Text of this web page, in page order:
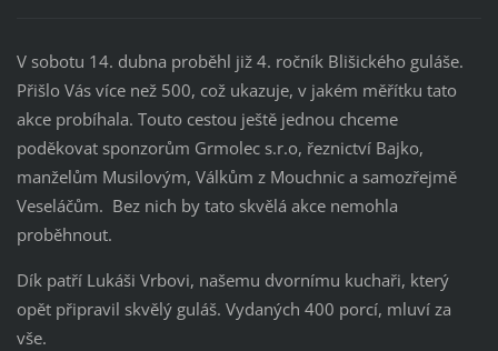
V sobotu 14. dubna proběhl již 4. ročník Blišického guláše.
Přišlo Vás více než 500, což ukazuje, v jakém měřítku tato
akce probíhala. Touto cestou ještě jednou chceme
poděkovat sponzorům Grmolec s.r.o, řeznictví Bajko,
manželům Musilovým, Válkům z Mouchnic a samozřejmě
Veseláčům. Bez nich by tato skvělá akce nemohla
proběhnout.
Dík patří Lukáši Vrbovi, našemu dvornímu kuchaři, který
opět připravil skvělý guláš. Vydaných 400 porcí, mluví za
vše.